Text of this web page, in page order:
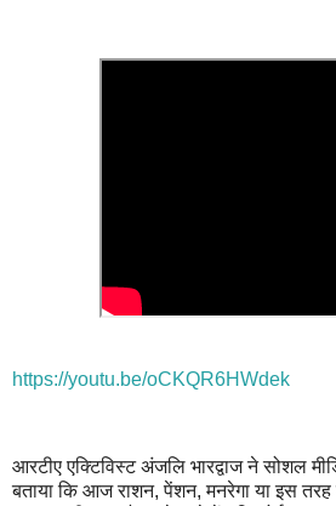
https://youtu.be/oCKQR6HWdek
आरटीए एक्टिविस्ट अंजलि भारद्वाज ने सोशल
बताया कि आज राशन, पेंशन, मनरेगा या इस